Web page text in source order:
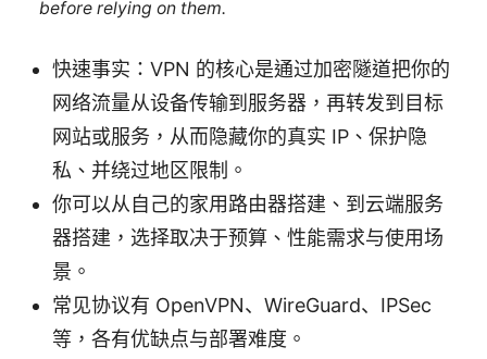
before relying on them.
快速事实：VPN 的核心是通过加密隧道把你的
网络流量从设备传输到服务器，再转发到目标
网站或服务，从而隐藏你的真实 IP、保护隐
私、并绕过地区限制。
你可以从自己的家用路由器搭建、到云端服务
器搭建，选择取决于预算、性能需求与使用场
景。
常见协议有 OpenVPN、WireGuard、IPSec
等，各有优缺点与部署难度。